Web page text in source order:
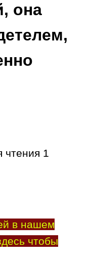
она
чтения 1
в нашем
чтобы